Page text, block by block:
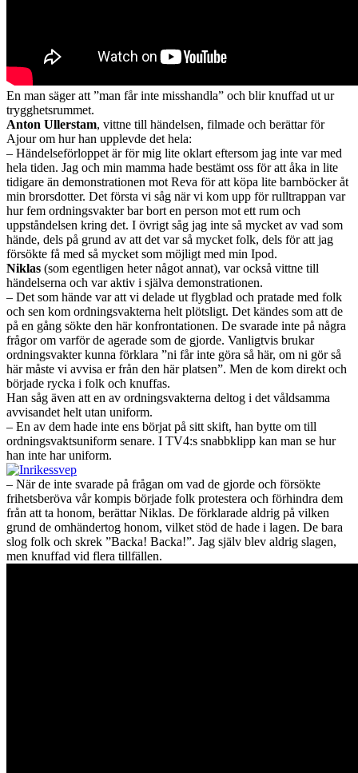
En man säger att ”man får inte misshandla” och blir knuffad ut ur
trygghetsrummet.
Anton Ullerstam, vittne till händelsen, filmade och berättar för
Ajour om hur han upplevde det hela:
– Händelseförloppet är för mig lite oklart eftersom jag inte var med
hela tiden. Jag och min mamma hade bestämt oss för att åka in lite
tidigare än demonstrationen mot Reva för att köpa lite barnböcker åt
min brorsdotter. Det första vi såg när vi kom upp för rulltrappan var
hur fem ordningsvakter bar bort en person mot ett rum och
uppståndelsen kring det. I övrigt såg jag inte så mycket av vad som
hände, dels på grund av att det var så mycket folk, dels för att jag
försökte få med så mycket som möjligt med min Ipod.
Niklas (som egentligen heter något annat), var också vittne till
händelserna och var aktiv i själva demonstrationen.
– Det som hände var att vi delade ut flygblad och pratade med folk
och sen kom ordningsvakterna helt plötsligt. Det kändes som att de
på en gång sökte den här konfrontationen. De svarade inte på några
frågor om varför de agerade som de gjorde. Vanligtvis brukar
ordningsvakter kunna förklara ”ni får inte göra så här, om ni gör så
här måste vi avvisa er från den här platsen”. Men de kom direkt och
började rycka i folk och knuffas.
Han såg även att en av ordningsvakterna deltog i det våldsamma
avvisandet helt utan uniform.
– En av dem hade inte ens börjat på sitt skift, han bytte om till
ordningsvaktsuniform senare. I TV4:s snabbklipp kan man se hur
han inte har uniform.
– När de inte svarade på frågan om vad de gjorde och försökte
frihetsberöva vår kompis började folk protestera och förhindra dem
från att ta honom, berättar Niklas. De förklarade aldrig på vilken
grund de omhändertog honom, vilket stöd de hade i lagen. De bara
slog folk och skrek ”Backa! Backa!”. Jag själv blev aldrig slagen,
men knuffad vid flera tillfällen.